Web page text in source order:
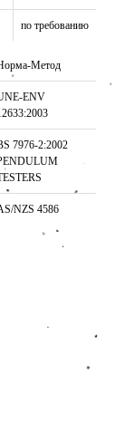
по требованию
Метод
ENV
7976-2:2002
NZS 4586